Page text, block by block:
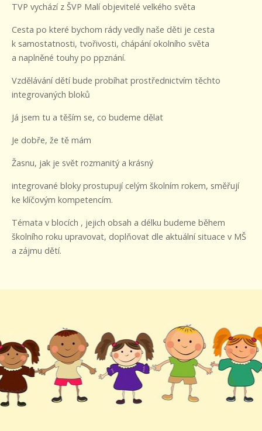
TVP vychází z ŠVP Malí objevitelé velkého světa
Cesta po které bychom rády vedly naše děti je cesta
k samostatnosti, tvořivosti, chápání okolního světa
a naplněné touhy po ppznání.
Vzdělávání dětí bude probíhat prostřednictvím těchto
integrovaných bloků
Já jsem tu a těším se, co budeme dělat
Je dobře, že tě mám
Žasnu, jak je svět rozmanitý a krásný
integrované bloky prostupují celým školním rokem, směřují
ke klíčovým kompetencím.
Témata v blocích , jejich obsah a délku budeme během
školního roku upravovat, doplňovat dle aktuální situace v MŠ
a zájmu dětí.